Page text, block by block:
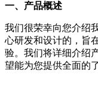
一、产品概述
我们很荣幸向您介绍
心研发和设计的，旨
验。我们将详细介绍
望能为您提供全面的